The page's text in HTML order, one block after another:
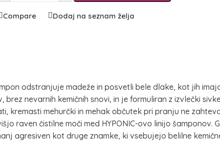
Compare Dodaj na seznam želja
odstranjuje madeže in posvetli bele dlake, kot jih
nevarnih kemičnih snovi, in je formuliran z izvlečki
kremasti mehurčki in mehak občutek pri pranju ne
raven čistilne moči med HYPONIC-ovo linijo šamponov.
agresiven kot druge znamke, ki vsebujejo belilne